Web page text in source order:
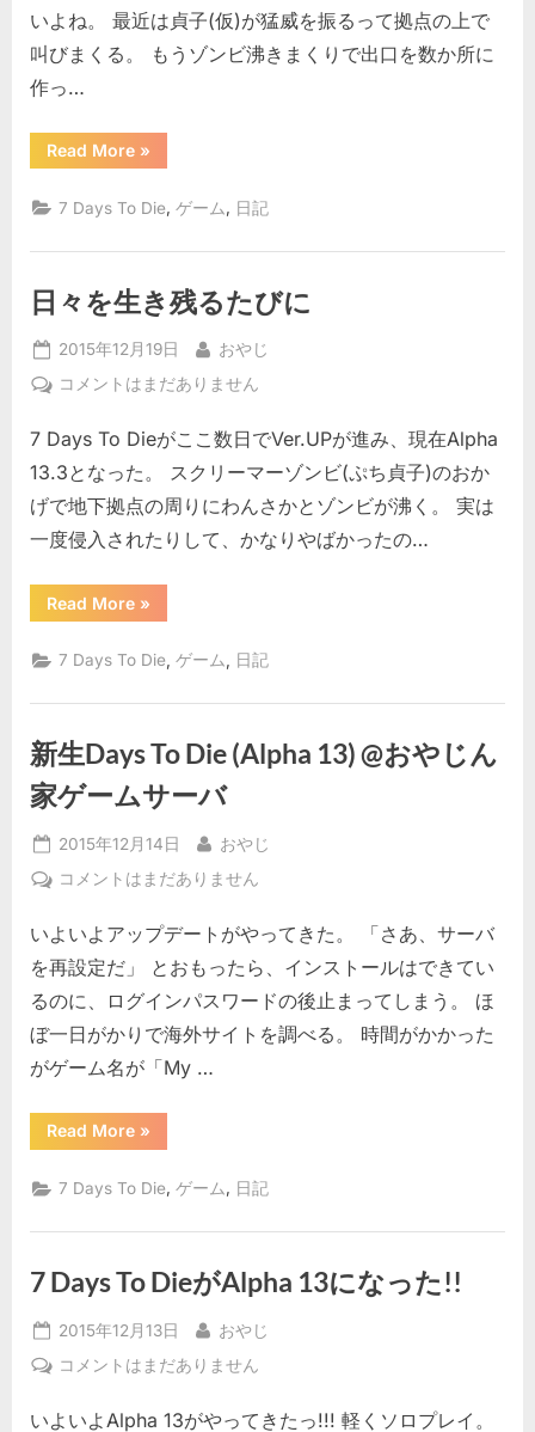
バ
イ
バ
へ
の
いよね。 最近は貞子(仮)が猛威を振るって拠点の上で
叫びまくる。 もうゾンビ沸きまくりで出口を数か所に
作っ…
Read More“ロ
ン
ー
サ
イ
»
7 Days To Die ,ゲーム 日記
日々を生き残るたびに
Posted
on
2015年12月19日 By
おやじ
日々
生
き
る
た
に
の
コメントはまだありません
7 Days To Dieがここ数日でVer.UPが進み、現在Alpha
13.3となった。 スクリーマーゾンビ(ぷち貞子)のおか
げで地下拠点の周りにわんさかとゾンビが沸く。 実は
一度侵入されたりして、かなりやばかったの…
Read More“日々
を
き
残
た
»
7 Days To Die ,ゲーム 日記
新生Days To Die (Alpha 13) @おやじん
家ゲームサーバ
Posted
on
2015年12月14日 By
おやじ
新
Days
To
(Alpha
13)
@
や
じ
ん
ゲ
ム
バ
の
コメントはまだありません
いよいよアップデートがやってきた。 「さあ、サーバ
を再設定だ」 とおもったら、インストールはできてい
るのに、ログインパスワードの後止まってしまう。 ほ
ぼ一日がかりで海外サイトを調べる。 時間がかかった
がゲーム名が「My …
Read More“新
生
To
Die
13)
や
じ
家
ー
ム
ー
»
7 Days To Die,ゲーム, 日記
7 Days To DieがAlpha 13になった!!
Posted
on
2015年12月13日 By
おやじ
7
To
コメントはまだありません
いよいよAlpha 13がやってきたっ!!! 軽くソロプレイ。